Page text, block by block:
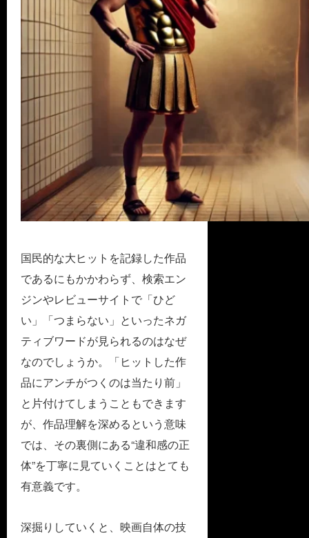
国民的な大ヒットを記録した作品
であるにもかかわらず、検索エン
ジンやレビューサイトで「ひど
い」「つまらない」といったネガ
ティブワードが見られるのはなぜ
なのでしょうか。「ヒットした作
品にアンチがつくのは当たり前」
と片付けてしまうこともできます
が、作品理解を深めるという意味
では、その裏側にある“違和感の正
体”を丁寧に見ていくことはとても
有意義です。
深掘りしていくと、映画自体の技